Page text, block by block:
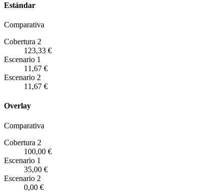
Estándar
Comparativa
Cobertura 2
123,33 €
Escenario 1
11,67 €
Escenario 2
11,67 €
Overlay
Comparativa
Cobertura 2
100,00 €
Escenario 1
35,00 €
Escenario 2
0,00 €